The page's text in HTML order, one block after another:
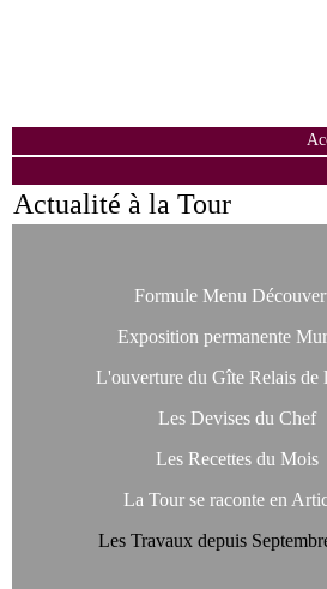
Actualité à la Tour
Formule Menu
Exposition permanente
L'ouverture du Gîte Relais de
Les Devises du Chef
Les Recettes du Mois
La Tour se raconte en
Les Travaux depuis